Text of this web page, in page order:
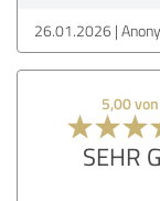
26.01.2026
5,00
SEHR